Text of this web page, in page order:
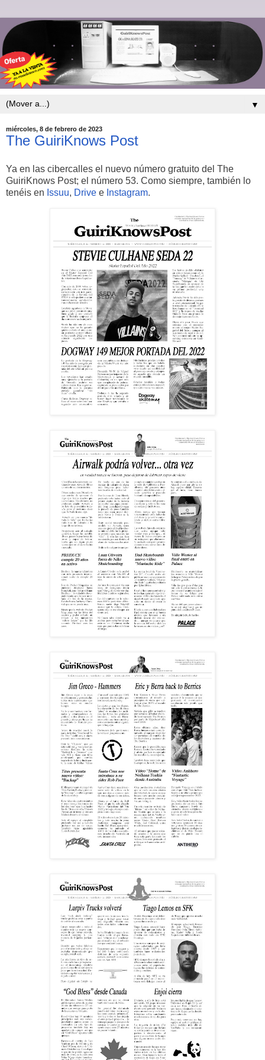
▼
miércoles, 8 de febrero de 2023
The GuiriKnows Post
Ya en las cibercalles el nuevo número gratuito del The
GuiriKnows Post; el número 53. Como siempre, también lo
tenéis en Issuu, Drive e Instagram.